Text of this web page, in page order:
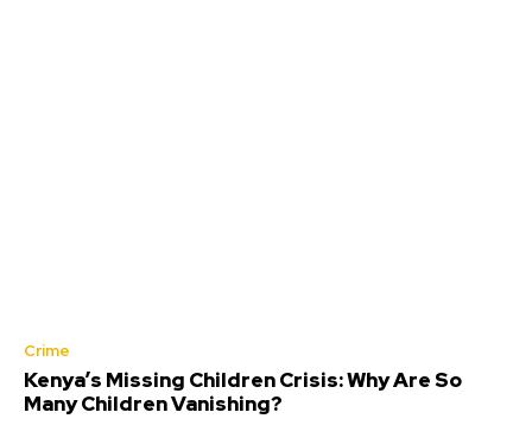
Crime
Kenya’s Missing Children Crisis: Why Are So
Many Children Vanishing?